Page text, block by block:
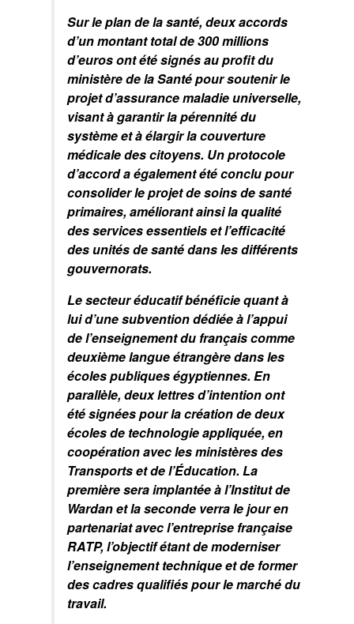
Sur le plan de la santé, deux accords
d’un montant total de 300 millions
d’euros ont été signés au profit du
ministère de la Santé pour soutenir le
projet d’assurance maladie universelle,
visant à garantir la pérennité du
système et à élargir la couverture
médicale des citoyens. Un protocole
d’accord a également été conclu pour
consolider le projet de soins de santé
primaires, améliorant ainsi la qualité
des services essentiels et l’efficacité
des unités de santé dans les différents
gouvernorats.
Le secteur éducatif bénéficie quant à
lui d’une subvention dédiée à l’appui
de l’enseignement du français comme
deuxième langue étrangère dans les
écoles publiques égyptiennes. En
parallèle, deux lettres d’intention ont
été signées pour la création de deux
écoles de technologie appliquée, en
coopération avec les ministères des
Transports et de l’Éducation. La
première sera implantée à l’Institut de
Wardan et la seconde verra le jour en
partenariat avec l’entreprise française
RATP, l’objectif étant de moderniser
l’enseignement technique et de former
des cadres qualifiés pour le marché du
travail.